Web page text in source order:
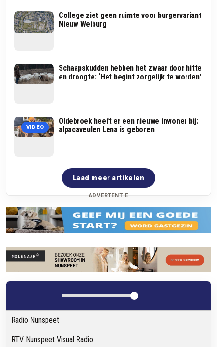
College ziet geen ruimte voor burgervariant
Nieuw Weiburg
Schaapskudden hebben het zwaar door hitte
en droogte: ‘Het begint zorgelijk te worden'
VIDEO
Oldebroek heeft er een nieuwe inwoner bij:
alpacaveulen Lena is geboren
Laad meer artikelen
ADVERTENTIE
Radio Nunspeet
RTV Nunspeet Visual Radio